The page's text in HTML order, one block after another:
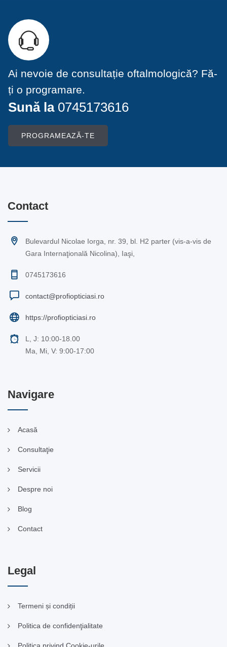
Ai nevoie de consultație oftalmologică? Fă-
ți o programare.
Sună la 0745173616
PROGRAMEAZĂ-TE
Contact
Bulevardul Nicolae Iorga, nr. 39, bl. H2 parter (vis-a-vis de
Gara Internaţională Nicolina), Iaşi,
0745173616
contact@profiopticiasi.ro
https://profiopticiasi.ro
L, J: 10:00-18.00
Ma, Mi, V: 9:00-17:00
Navigare
Acasă
Consultaţie
Servicii
Despre noi
Blog
Contact
Legal
Termeni și condiții
Politica de confidenţialitate